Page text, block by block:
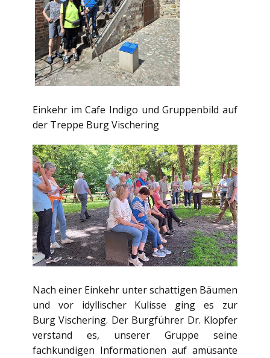
Einkehr im Cafe Indigo und Gruppenbild auf
der Treppe Burg Vischering
Nach einer Einkehr unter schattigen Bäumen
und vor idyllischer Kulisse ging es zur
Burg Vischering. Der Burgführer Dr. Klopfer
verstand es, unserer Gruppe seine
fachkundigen Informationen auf amüsante